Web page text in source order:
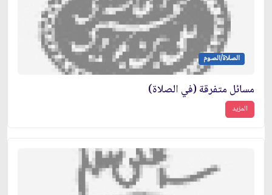
الصلاة/الصوم
مسائل متفرقة (في الصلاة)
المزيد